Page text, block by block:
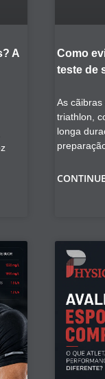
A
Como
teste de
As
triathlon,
longa